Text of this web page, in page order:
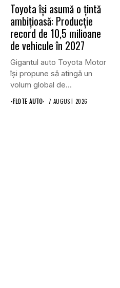
Toyota își asumă o țintă
ambițioasă: Producție
record de 10,5 milioane
de vehicule în 2027
Gigantul auto Toyota Motor
își propune să atingă un
volum global de...
•FLOTE AUTO 7 AUGUST 2026